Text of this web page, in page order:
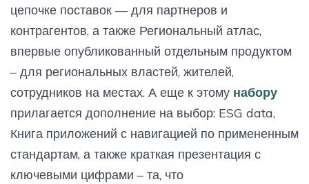
цепочке поставок — для партнеров и
контрагентов, а также Региональный атлас,
впервые опубликованный отдельным продуктом
– для региональных властей, жителей,
сотрудников на местах. А еще к этому набору
прилагается дополнение на выбор: ESG data,
Книга приложений с навигацией по примененным
стандартам, а также краткая презентация с
ключевыми цифрами – та, что